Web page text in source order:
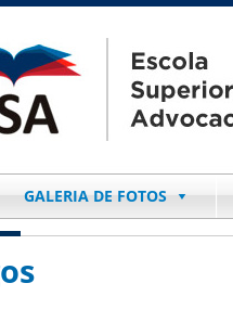
GALERIA DE FOTOS